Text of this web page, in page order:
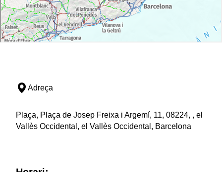
Adreça
Plaça, Plaça de Josep Freixa i Argemí, 11, 08224, , el
Vallès Occidental, el Vallès Occidental, Barcelona